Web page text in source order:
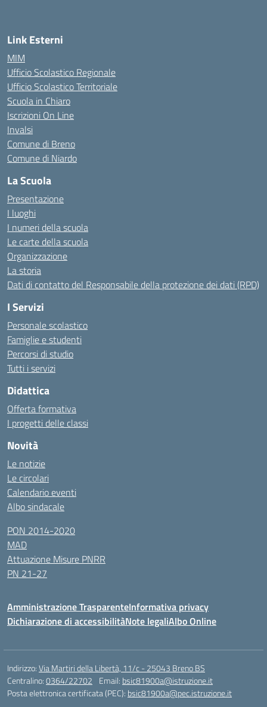
Link Esterni
MIM
Ufficio Scolastico Regionale
Ufficio Scolastico Territoriale
Scuola in Chiaro
Iscrizioni On Line
Invalsi
Comune di Breno
Comune di Niardo
La Scuola
Presentazione
I luoghi
I numeri della scuola
Le carte della scuola
Organizzazione
La storia
Dati di contatto del Responsabile della protezione dei dati (RPD)
I Servizi
Personale scolastico
Famiglie e studenti
Percorsi di studio
Tutti i servizi
Didattica
Offerta formativa
I progetti delle classi
Novità
Le notizie
Le circolari
Calendario eventi
Albo sindacale
PON 2014-2020
MAD
Attuazione Misure PNRR
PN 21-27
Amministrazione TrasparenteInformativa privacy
Dichiarazione di accessibilitàNote legaliAlbo Online
Indirizzo:Via Martiri della Libertà, 11/c - 25043 Breno BS
Centralino:0364/22702 Email: bsic81900a@istruzione.it
Posta elettronica certificata (PEC): bsic81900a@pec.istruzione.it